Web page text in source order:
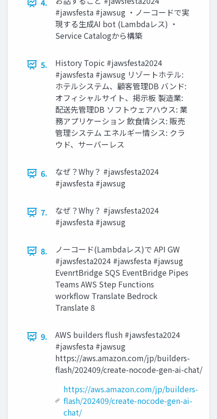
4.
#jawsfesta #jawsug ・ノーコードで実
現する生成AI bot (Lambdaレス) ・
Service Catalogから構築
5.
History Topic #jawsfesta2024
#jawsfesta #jawsug リゾートホテル:
ホテルシステム、顧客管理DB バンド:
オフィシャルサイト、掲示板 製造業:
配送先管理DB ソフトウェアハウス: 業
務アプリケーション 飲食情シス: 販売
管理システム エネルギー情シス: クラ
ウド、サーバーレス
6.
なぜ？Why？ #jawsfesta2024
#jawsfesta #jawsug
7.
なぜ？Why？ #jawsfesta2024
#jawsfesta #jawsug
8.
ノーコード(Lambdaレス)で API GW
#jawsfesta2024 #jawsfesta #jawsug
EvenrtBridge SQS EventBridge Pipes
Teams AWS Step Functions
workflow Translate Bedrock
Translate 8
9.
AWS builders flush #jawsfesta2024
#jawsfesta #jawsug
https://aws.amazon.com/jp/builders-
flash/202409/create-nocode-gen-ai-chat/
https://aws.amazon.com/jp/builders-
flash/202409/create-nocode-gen-ai-
chat/